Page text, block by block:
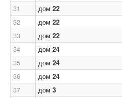
31
дом 22
32
дом 22
33
дом 22
34
дом 24
35
дом 24
36
дом 24
37
дом 3